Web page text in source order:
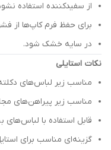
از سفیدکننده استفاده
برای حفظ فرم کاپ‌ها از
در سایه خشک شود.
نکات استایلی
مناسب زیر لباس‌های
مناسب زیر پیراهن‌های
قابل استفاده با لباس‌های
گزینه‌ای مناسب برای